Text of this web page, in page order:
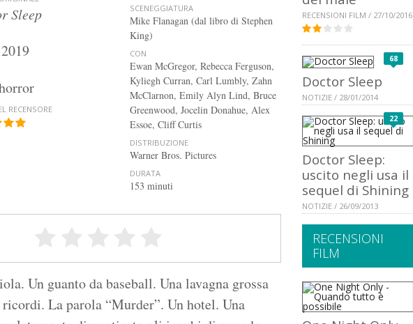
Sleep
RECENSORE
SCENEGGIATURA
Mike Flanagan (dal libro di Stephen
King)
CON
Ewan McGregor, Rebecca Ferguson,
Kyliegh Curran, Carl Lumbly, Zahn
McClarnon, Emily Alyn Lind, Bruce
Greenwood, Jocelin Donahue, Alex
Essoe, Cliff Curtis
DISTRIBUZIONE
Warner Bros. Pictures
DURATA
153 minuti
Un guanto da baseball. Una lavagna grossa
La parola “Murder”. Un hotel. Una
RECENSIONI FILM / 27/10/2016
68
Doctor Sleep
NOTIZIE / 28/01/2014
22
Doctor Sleep:
uscito negli usa il
sequel di Shining
NOTIZIE / 26/09/2013
RECENSIONI
FILM